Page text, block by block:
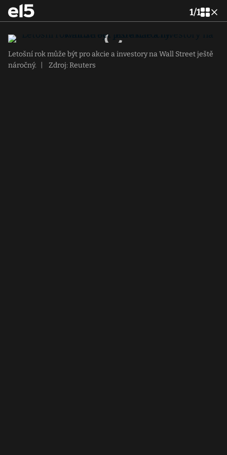
1/1
Letošní rok může být pro akcie a investory na Wall Street ještě
náročný.
Zdroj: Reuters